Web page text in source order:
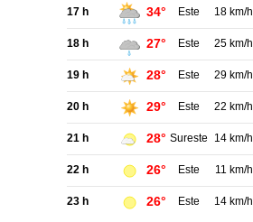
17 h 34° Este 18 km/h
18 h 27° Este 25 km/h
19 h 28° Este 29 km/h
20 h 29° Este 22 km/h
21 h 28° Sureste 14 km/h
22 h 26° Este 11 km/h
23 h 26° Este 14 km/h